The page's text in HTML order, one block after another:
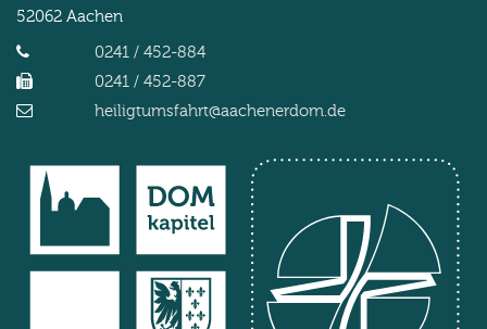
52062 Aachen
0241 / 452-884
0241 / 452-887
heiligtumsfahrt@aachenerdom.de